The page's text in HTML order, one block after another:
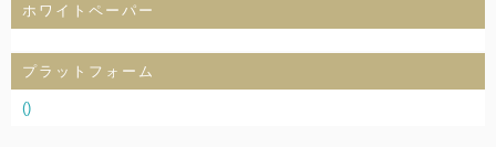
ホワイトペーパー
プラットフォーム
()